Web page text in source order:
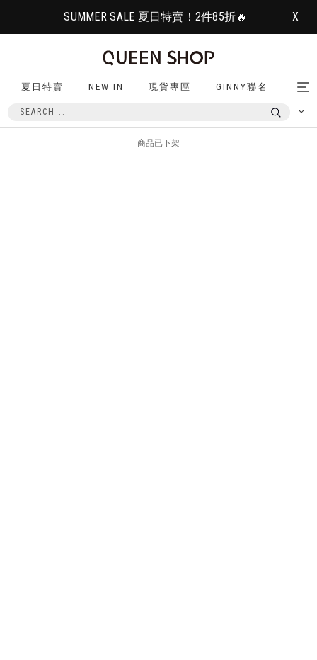
SUMMER SALE 夏日特賣！2件85折🔥 X
夏日特賣 NEW IN 現貨專區 GINNY聯名
商品已下架